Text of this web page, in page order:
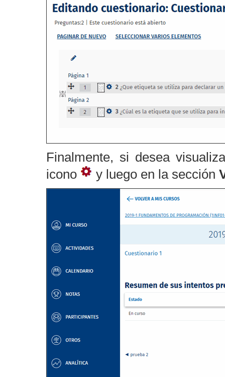
Finalmente, si desea
icono
y luego en la sección